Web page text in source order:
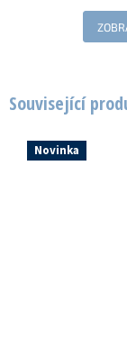
Související
Novinka